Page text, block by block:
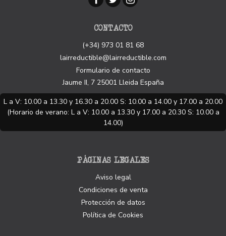
CONTACTO
(+34) 973 01 81 68
lairreductible@lairreductible.com
Formulario de contacto
Jaume II, 7 25001 Lleida España
L a V: 10.00 a 13.30 y 16.30 a 20.00 S: 10.00 a 14.00 y 17.00 a 20.00
(Horario de verano: L a V: 10.00 a 13.30 y 17.00 a 20.30 S: 10.00 a
14.00)
PÁGINAS LEGALES
Aviso legal
Condiciones de venta
Protección de datos
Política de Cookies